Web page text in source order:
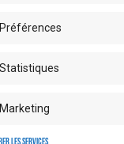
Préférences
Statistiques
Marketing